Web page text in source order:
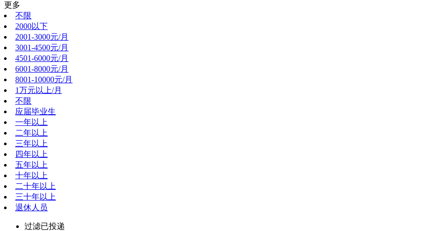
更多
不限
2000以下
2001-3000元/月
3001-4500元/月
4501-6000元/月
6001-8000元/月
8001-10000元/月
1万元以上/月
不限
应届毕业生
一年以上
二年以上
三年以上
四年以上
五年以上
十年以上
二十年以上
三十年以上
退休人员
过滤已投递